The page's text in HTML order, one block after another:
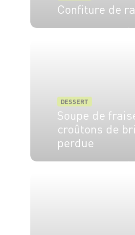
Confiture de
DESSERT
Soupe de
croûtons de
perdue